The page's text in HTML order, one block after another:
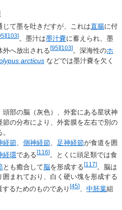
じて墨を吐きだすが、これは直腸に付
][103]。墨汁は墨汁嚢に蓄えられ、墨
外へ放出される [95][103]。深海性のホ
arcticusなどでは墨汁嚢を欠く
頭部の脳（灰色）、外套にある星状神
の分布により、外套膜を左右で別の
経節、 側神経節、 足神経節が食道を囲
経環である[116]。とくに頭足類では食
とも癒合して脳を形成する[117]。脳は
まれており、白く硬い塊を形成する
るためのものであり [45]、 中胚葉組